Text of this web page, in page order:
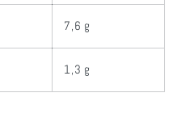
7,6 g
1,3 g